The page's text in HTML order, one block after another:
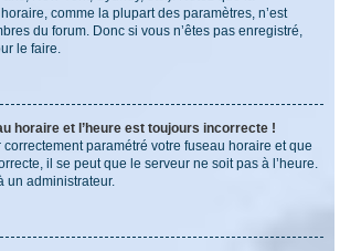
comme la plupart des paramètres, n’est
du forum. Donc si vous n’êtes pas enregistré,
le faire.
horaire et l’heure est toujours incorrecte !
correctement paramétré votre fuseau horaire et que
il se peut que le serveur ne soit pas à l’heure.
un administrateur.